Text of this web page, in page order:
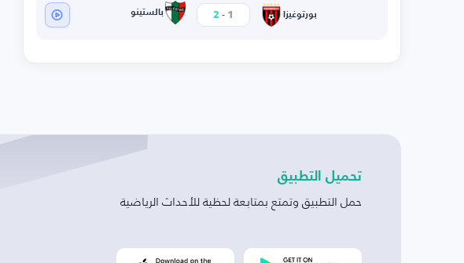
بورتوغيزا 1
-
2 بالستينو
تحميل التطبيق
حمل التطبيق وتمتع بمتابعة لحظية للأحداث الرياضية